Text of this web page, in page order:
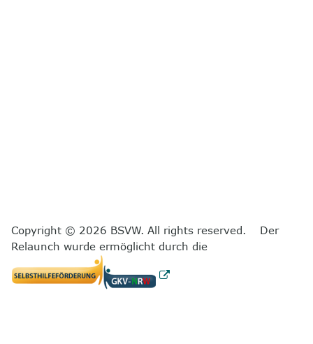
Copyright © 2026 BSVW. All rights reserved. Der
Relaunch wurde ermöglicht durch die